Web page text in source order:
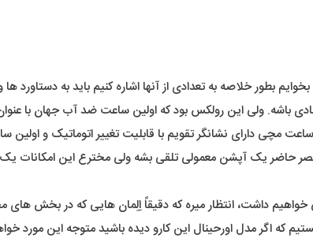
بخوایم بطور خلاصه به تعدادی از آنها اشاره کنیم باید به
مچی دارای نشانگر تقویم با قابلیت تغییر اتوماتیک و اولین
حاضر یک آپشن معمولی تلقی بشه ولی مخترع این امکانات
داشت، انتظار میره که دقیقاً اِلِمان هایی که در بخش
اگر مدل اورحینال این کارو دیده باشید متوجه این مورد